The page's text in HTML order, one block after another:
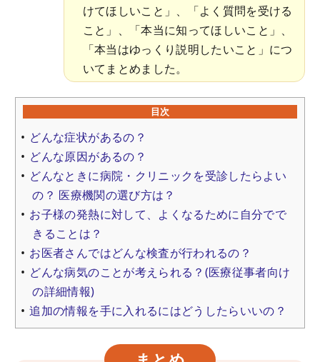
けてほしいこと」、「よく質問を受ける
こと」、「本当に知ってほしいこと」、
「本当はゆっくり説明したいこと」につ
いてまとめました。
目次
どんな症状があるの？
どんな原因があるの？
どんなときに病院・クリニックを受診したらよい
の？ 医療機関の選び方は？
お子様の発熱に対して、よくなるために自分でで
きることは？
お医者さんではどんな検査が行われるの？
どんな病気のことが考えられる？(医療従事者向け
の詳細情報)
追加の情報を手に入れるにはどうしたらいいの？